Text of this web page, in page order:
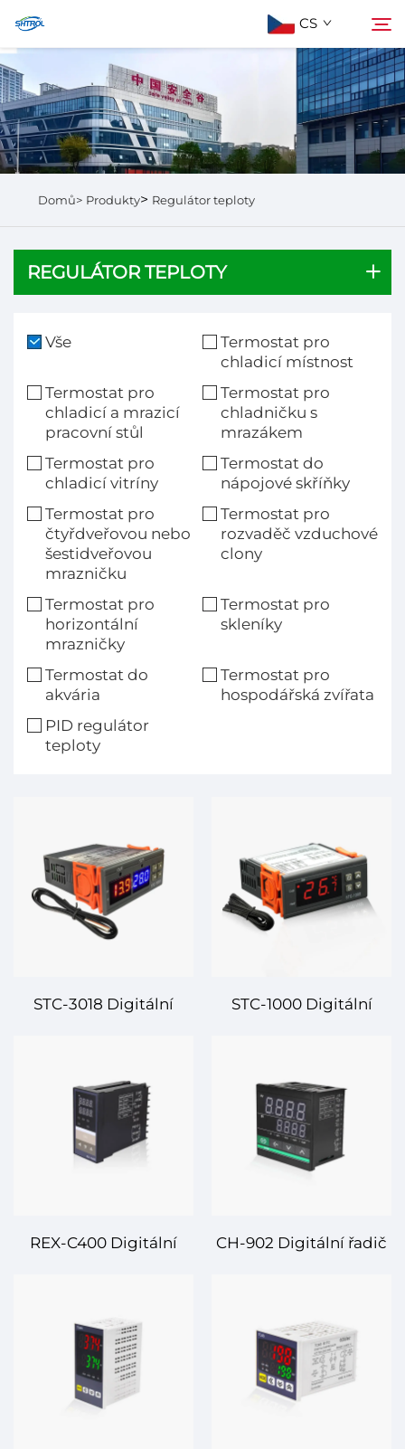
CS
Informace o nás
Produkty
Hledat
Domů> Produkty> Regulátor teploty
REGULÁTOR TEPLOTY
Vše
Termostat pro
chladicí místnost
Termostat pro
chladicí a mrazicí
pracovní stůl
Termostat pro
chladničku s
mrazákem
Termostat pro
chladicí vitríny
Termostat do
nápojové skříňky
Termostat pro
čtyřdveřovou nebo
šestidveřovou
mrazničku
Termostat pro
rozvaděč vzduchové
clony
Termostat pro
horizontální
mrazničky
Termostat pro
skleníky
Termostat do
akvária
Termostat pro
hospodářská zvířata
PID regulátor
teploty
STC-3018 Digitální
správa teploty
STC-1000 Digitální
správa teploty
REX-C400 Digitální
průmyslové a
komerční aplikace
CH-902 Digitální řadič
přesnou kontrolu